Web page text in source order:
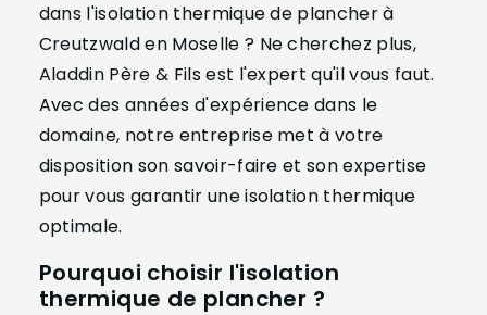
dans l'isolation thermique de plancher à
Creutzwald en Moselle ? Ne cherchez plus,
Aladdin Père & Fils est l'expert qu'il vous faut.
Avec des années d'expérience dans le
domaine, notre entreprise met à votre
disposition son savoir-faire et son expertise
pour vous garantir une isolation thermique
optimale.
Pourquoi choisir l'isolation
thermique de plancher ?